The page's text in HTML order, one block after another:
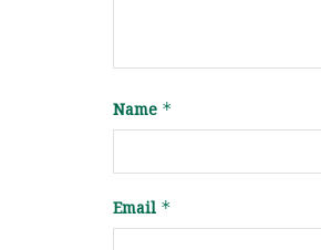
Previous Post
বাংলাদেশ বেসামরিক বিমান
পরীক্ষার সময়সূচি প্রকাশ